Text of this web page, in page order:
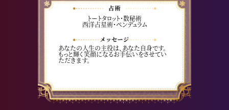
トートタロット・数秘術
西洋占星術・ペンデュラム
あなたの人生の主役は、あなた自身です。
もっと輝く笑顔になるお手伝いをさせてい
ただきます。